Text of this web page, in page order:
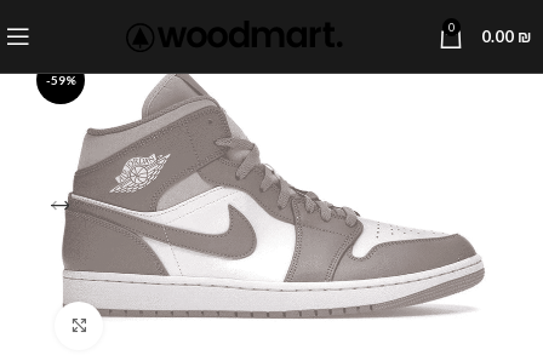
0 0.00 ₪
-59%